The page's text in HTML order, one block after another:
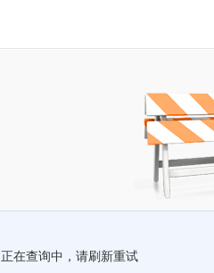
正在查询中，请刷新重试